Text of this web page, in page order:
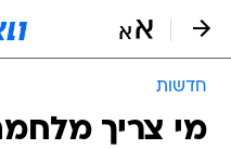
חדשות
מי צריך